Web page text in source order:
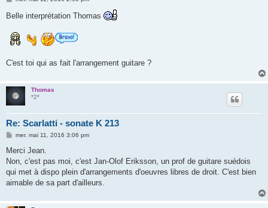
s
s
g
e
Belle interprétation Thomas
C'est toi qui as fait l'arrangement guitare ?
Thomas
*2*
Re: Scarlatti - sonate K 213
M
s
a
g
mer. mai 11, 2016 3:06 pm
Merci Jean.
Non, c'est pas moi, c'est Jan-Olof Eriksson, un prof de guitare suédois
qui met à dispo plein d'arrangements d'oeuvres libres de droit. C'est bien
aimable de sa part d'ailleurs.